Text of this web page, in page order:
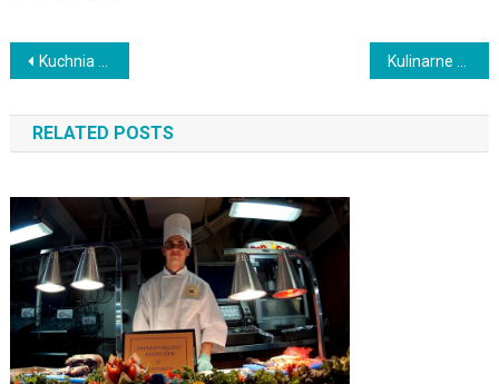
Nawigacja
wpisu
Kuchnia hiszpańska: tapas, paella i inne smaki Półwyspu Iberyjskiego
RELATED POSTS